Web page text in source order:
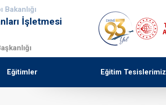
Bakanlığı
İşletmesi
Eğitimler Eğitim Tesislerimiz